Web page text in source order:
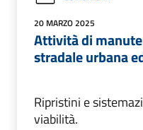
20 MARZO 2025
Attività di
stradale urbana
Ripristini e
viabilità.